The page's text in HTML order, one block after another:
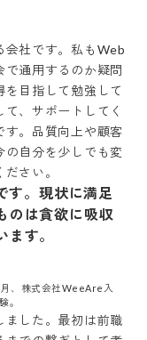
会社です。私もWeb
通用するのか疑問
目指して勉強して
、サポートしてく
す。品質向上や顧客
自分を少しでも変
さい。
す。現状に満足
のは貪欲に吸収
す。
、株式会社WeeAre入
。
ました。最初は前職